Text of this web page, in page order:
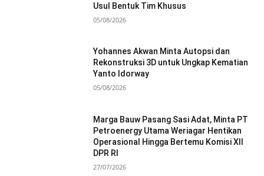
Usul Bentuk Tim Khusus
05/08/2026
Yohannes Akwan Minta Autopsi dan
Rekonstruksi 3D untuk Ungkap Kematian
Yanto Idorway
05/08/2026
Marga Bauw Pasang Sasi Adat, Minta PT
Petroenergy Utama Weriagar Hentikan
Operasional Hingga Bertemu Komisi XII
DPR RI
27/07/2026